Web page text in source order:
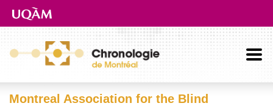
Aller directement au contenu principal
Montreal Association for the Blind